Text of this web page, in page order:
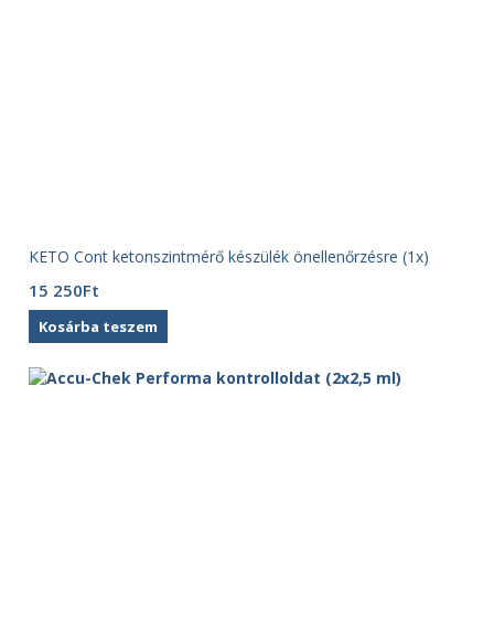
KETO Cont ketonszintmérő készülék önellenőrzésre (1x)
15 250Ft
Kosárba teszem